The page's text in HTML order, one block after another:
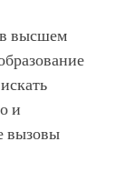
высшем
и
вызовы